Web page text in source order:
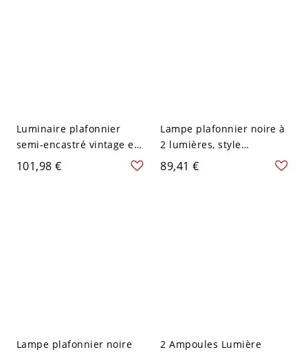
Luminaire plafonnier
semi-encastré vintage en
métal avec cadre carré de
12 pouces de large et 2
101,98 €
Lampe plafonnier noire à
2 lumières, style
industriel, verre crème en
forme de coquille,
89,41 €
Lampe plafonnier noire
2 Ampoules Lumière